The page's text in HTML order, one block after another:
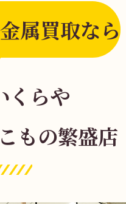
属買取なら
くらや
もの繁盛店